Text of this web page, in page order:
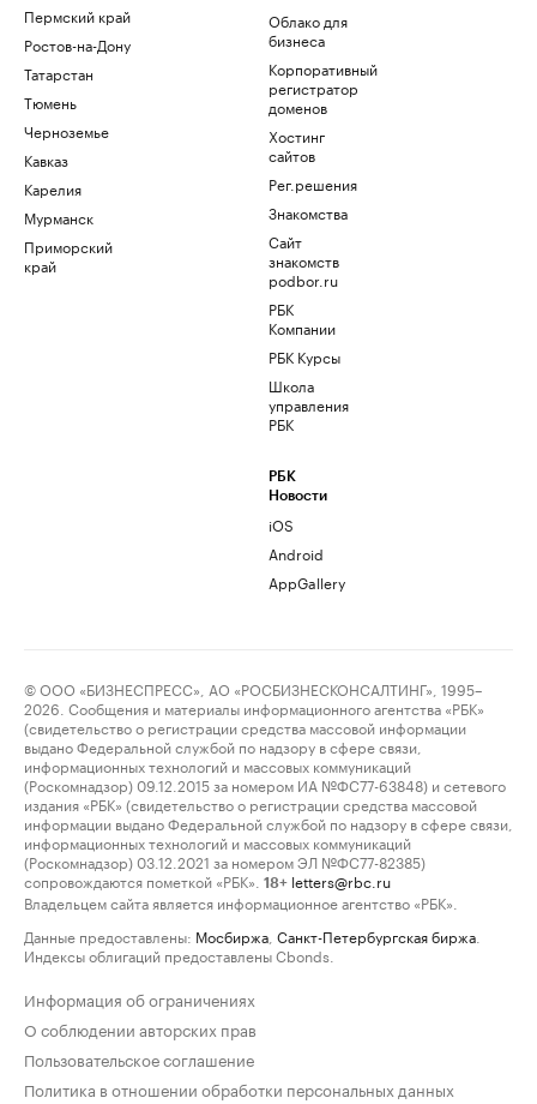
Пермский край
Ростов-на-Дону
Татарстан
Тюмень
Черноземье
Кавказ
Карелия
Мурманск
Приморский
край
Облако для
бизнеса
Корпоративный
регистратор
доменов
Хостинг
сайтов
Рег.решения
Знакомства
Сайт
знакомств
podbor.ru
РБК
Компании
РБК Курсы
Школа
управления
РБК
РБК
Новости
iOS
Android
AppGallery
© ООО «БИЗНЕСПРЕСС», АО «РОСБИЗНЕСКОНСАЛТИНГ», 1995–
2026. Сообщения и материалы информационного агентства «РБК»
(свидетельство о регистрации средства массовой информации
выдано Федеральной службой по надзору в сфере связи,
информационных технологий и массовых коммуникаций
(Роскомнадзор) 09.12.2015 за номером ИА №ФС77-63848) и сетевого
издания «РБК» (свидетельство о регистрации средства массовой
информации выдано Федеральной службой по надзору в сфере связи,
информационных технологий и массовых коммуникаций
(Роскомнадзор) 03.12.2021 за номером ЭЛ №ФС77-82385)
сопровождаются пометкой «РБК».
18+ letters@rbc.ru
Владельцем сайта является информационное агентство «РБК».
Данные предоставлены: Мосбиржа Санкт-Петербургская биржа
Индексы облигаций предоставлены Cbonds.
Информация об ограничениях
О соблюдении авторских прав
Пользовательское соглашение
Политика в отношении обработки персональных данных